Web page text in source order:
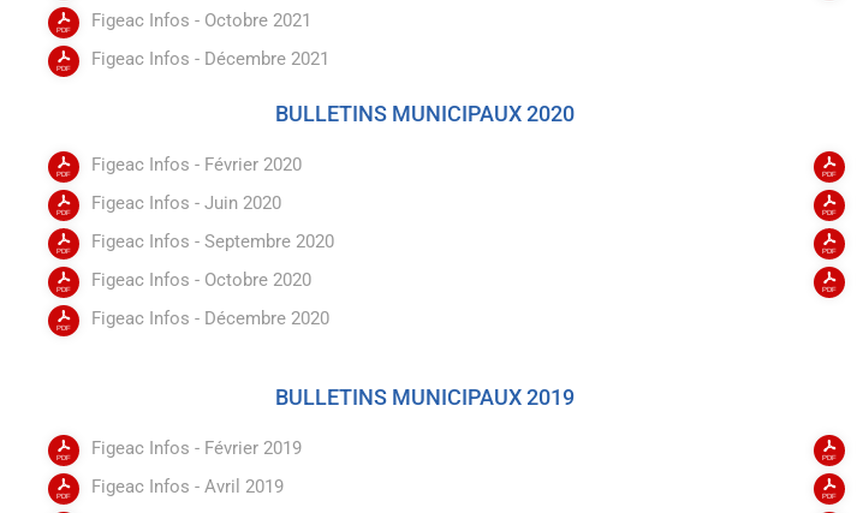
Figeac Infos - Octobre 2021
Figeac Infos - Décembre 2021
BULLETINS MUNICIPAUX 2020
Figeac Infos - Février 2020
Figeac Infos - Juin 2020
Figeac Infos - Septembre 2020
Figeac Infos - Octobre 2020
Figeac Infos - Décembre 2020
BULLETINS MUNICIPAUX 2019
Figeac Infos - Février 2019
Figeac Infos - Avril 2019